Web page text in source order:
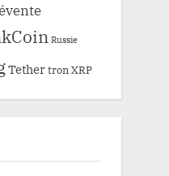
Russie
Tethertron XRP